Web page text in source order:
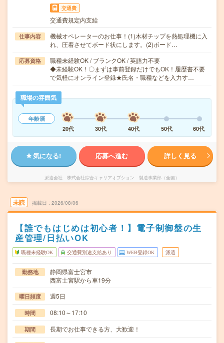
交通費
交通費規定内支給
仕事内容
機械オペレーターのお仕事！(1)木材チップを熱処理機に入
れ、圧着させてボード状にします。(2)ボード…
応募資格
職種未経験OK / ブランクOK / 英語力不要
◆未経験OK！〇まずは事前登録だけでもOK！履歴書不要
で気軽にオンライン登録★氏名・職種などを入力す…
職場の雰囲気
年齢層
20代
30代 40代 50代 60代
気になる! 応募へ進む 詳しく見る
派遣会社 株式会社綜合キャリアオプション 製造事業部（全国）
未読 掲載日 2026/08/06
【誰でもはじめは初心者！】電子制御盤の生
産管理/日払いOK
職種未経験OK 交通費別途支給あり WEB登録OK 派遣
勤務地
静岡県富士宮市
西富士宮駅から車19分
曜日頻度 週5日
時間 08:10～17:10
期間 長期でお仕事できる方、大歓迎！